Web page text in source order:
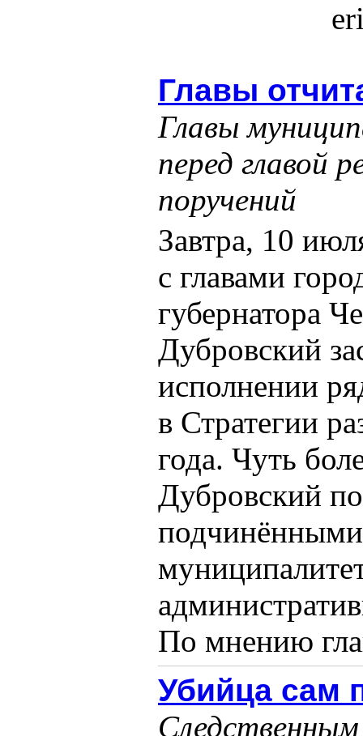
Главы
Главы
перед главой
поручений
Завтра, 10
с главами
губернатора
Дубровский
исполнении
в Стратегии
года. Чуть
Дубровский
По мнению
Убийца сам